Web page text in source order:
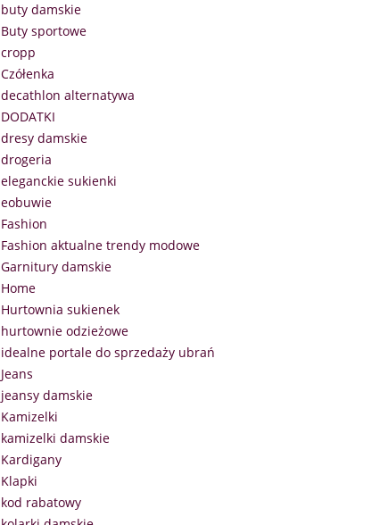
buty damskie
Buty sportowe
cropp
Czółenka
decathlon alternatywa
DODATKI
dresy damskie
drogeria
eleganckie sukienki
eobuwie
Fashion
Fashion aktualne trendy modowe
Garnitury damskie
Home
Hurtownia sukienek
hurtownie odzieżowe
idealne portale do sprzedaży ubrań
Jeans
jeansy damskie
Kamizelki
kamizelki damskie
Kardigany
Klapki
kod rabatowy